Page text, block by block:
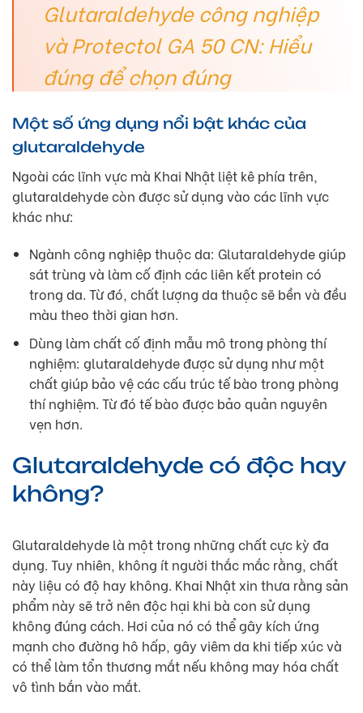
Glutaraldehyde công nghiệp
và Protectol GA 50 CN: Hiểu
đúng để chọn đúng
Một số ứng dụng nổi bật khác của
glutaraldehyde
Ngoài các lĩnh vực mà Khai Nhật liệt kê phía trên,
glutaraldehyde còn được sử dụng vào các lĩnh vực
khác như:
Ngành công nghiệp thuộc da: Glutaraldehyde giúp
sát trùng và làm cố định các liên kết protein có
trong da. Từ đó, chất lượng da thuộc sẽ bền và đều
màu theo thời gian hơn.
Dùng làm chất cố định mẫu mô trong phòng thí
nghiệm: glutaraldehyde được sử dụng như một
chất giúp bảo vệ các cấu trúc tế bào trong phòng
thí nghiệm. Từ đó tế bào được bảo quản nguyên
vẹn hơn.
Glutaraldehyde có độc hay
không?
Glutaraldehyde là một trong những chất cực kỳ đa
dụng. Tuy nhiên, không ít người thắc mắc rằng, chất
này liệu có độ hay không. Khai Nhật xin thưa rằng sản
phẩm này sẽ trở nên độc hại khi bà con sử dụng
không đúng cách. Hơi của nó có thể gây kích ứng
mạnh cho đường hô hấp, gây viêm da khi tiếp xúc và
có thể làm tổn thương mắt nếu không may hóa chất
vô tình bắn vào mắt.